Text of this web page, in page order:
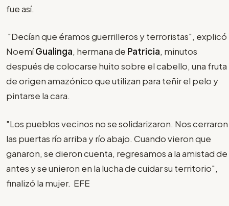
fue así.
"Decían que éramos guerrilleros y terroristas", explicó
NoemíGualinga, hermana de Patricia, minutos
después de colocarse huito sobre el cabello, una fruta
de origen amazónico que utilizan para teñir el pelo y
pintarse la cara.
"Los pueblos vecinos no se solidarizaron. Nos cerraron
las puertas río arriba y río abajo. Cuando vieron que
ganaron, se dieron cuenta, regresamos a la amistad de
antes y se unieron en la lucha de cuidar su territorio",
finalizó la mujer. EFE